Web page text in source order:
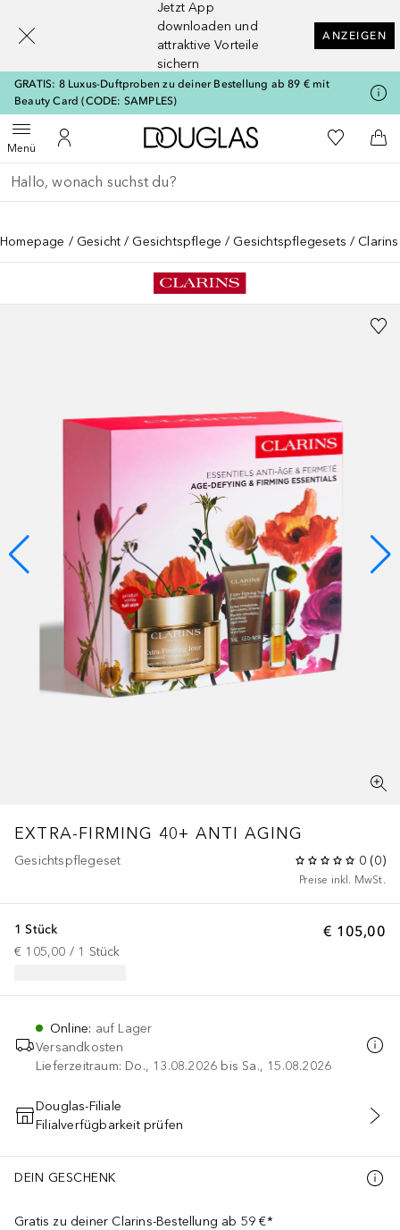
Jetzt App
downloaden und
attraktive Vorteile
sichern
ANZEIGEN
GRATIS: 8 Luxus-Duftproben zu deiner Bestellung ab 89 € mit
Beauty Card (CODE: SAMPLES)
MenüMenü öffnenZu Meinem Kundenkonto
Zur Douglas Startseite
Zu Meiner
Gehe zurück
Suche ausführen
Homepage Gesicht Gesichtspflege Gesichtspflegesets
EXTRA-FIRMING 40+ ANTI AGING
Gesichtspflegeset 0 (0)
Preise inkl. MwSt.
€ 105,00
1 Stück
€ 105,00 / 1 Stück
Online: auf Lager
Versandkosten
Lieferzeitraum: Do., 13.08.2026 bis Sa., 15.08.2026
IN DEN WARENKORB
Douglas-Filiale
Filialverfügbarkeit prüfen
DEIN GESCHENK
Gratis zu deiner Clarins-Bestellung ab 59 €*
[navigation.slideout.screenreader]